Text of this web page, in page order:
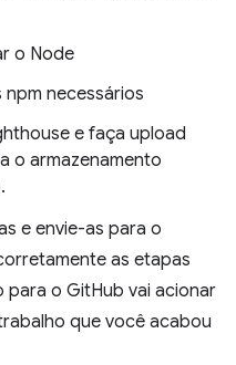
o Node
necessários
e faça upload
o armazenamento
e envie-as para o
as etapas
para o GitHub vai acionar
que você acabou